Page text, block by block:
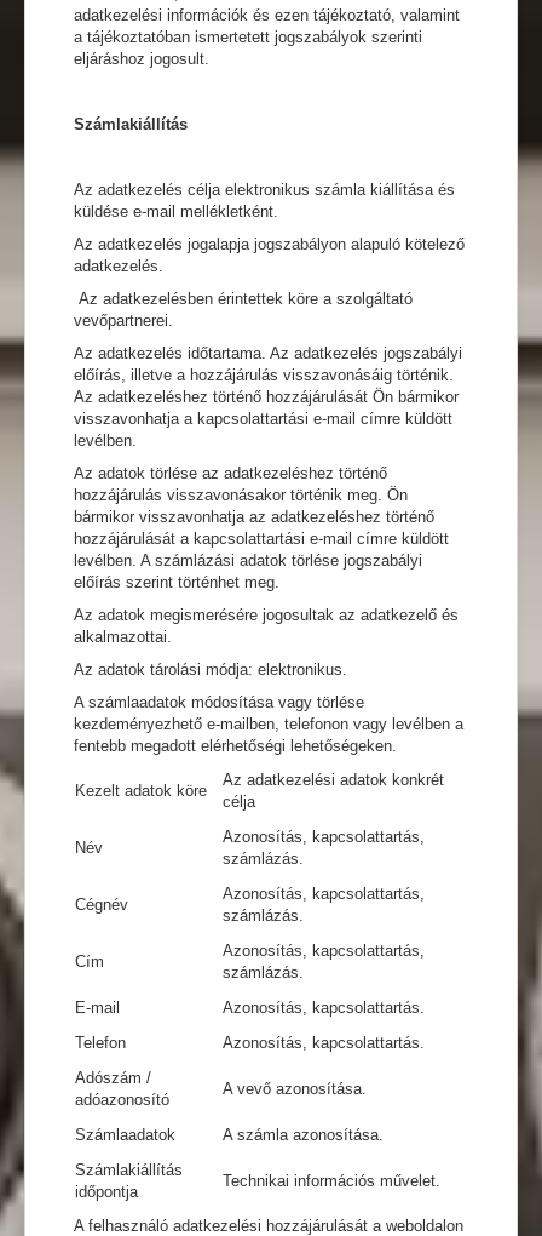
adatkezelési információk és ezen tájékoztató, valamint
a tájékoztatóban ismertetett jogszabályok szerinti
eljáráshoz jogosult.
Számlakiállítás
Az adatkezelés célja elektronikus számla kiállítása és
küldése e-mail mellékletként.
Az adatkezelés jogalapja jogszabályon alapuló kötelező
adatkezelés.
Az adatkezelésben érintettek köre a szolgáltató
vevőpartnerei.
Az adatkezelés időtartama. Az adatkezelés jogszabályi
előírás, illetve a hozzájárulás visszavonásáig történik.
Az adatkezeléshez történő hozzájárulását Ön bármikor
visszavonhatja a kapcsolattartási e-mail címre küldött
levélben.
Az adatok törlése az adatkezeléshez történő
hozzájárulás visszavonásakor történik meg. Ön
bármikor visszavonhatja az adatkezeléshez történő
hozzájárulását a kapcsolattartási e-mail címre küldött
levélben. A számlázási adatok törlése jogszabályi
előírás szerint történhet meg.
Az adatok megismerésére jogosultak az adatkezelő és
alkalmazottai.
Az adatok tárolási módja: elektronikus.
A számlaadatok módosítása vagy törlése
kezdeményezhető e-mailben, telefonon vagy levélben a
fentebb megadott elérhetőségi lehetőségeken.
Kezelt adatok köre
Az adatkezelési adatok konkrét
célja
Név
Azonosítás, kapcsolattartás,
számlázás.
Cégnév
Azonosítás, kapcsolattartás,
számlázás.
Cím
Azonosítás, kapcsolattartás,
számlázás.
E-mail
Azonosítás, kapcsolattartás.
Telefon
Azonosítás, kapcsolattartás.
Adószám /
adóazonosító
A vevő azonosítása.
Számlaadatok
A számla azonosítása.
Számlakiállítás
időpontja
Technikai információs művelet.
A felhasználó adatkezelési hozzájárulását a weboldalon